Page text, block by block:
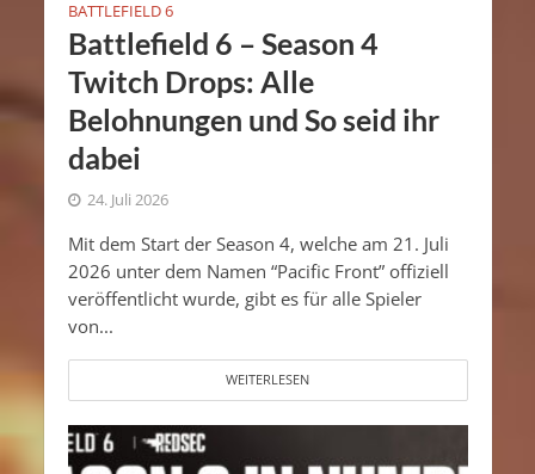
BATTLEFIELD 6
Battlefield 6 – Season 4
Twitch Drops: Alle
Belohnungen und So seid ihr
dabei
24. Juli 2026
Mit dem Start der Season 4, welche am 21. Juli
2026 unter dem Namen “Pacific Front” offiziell
veröffentlicht wurde, gibt es für alle Spieler
von...
WEITERLESEN